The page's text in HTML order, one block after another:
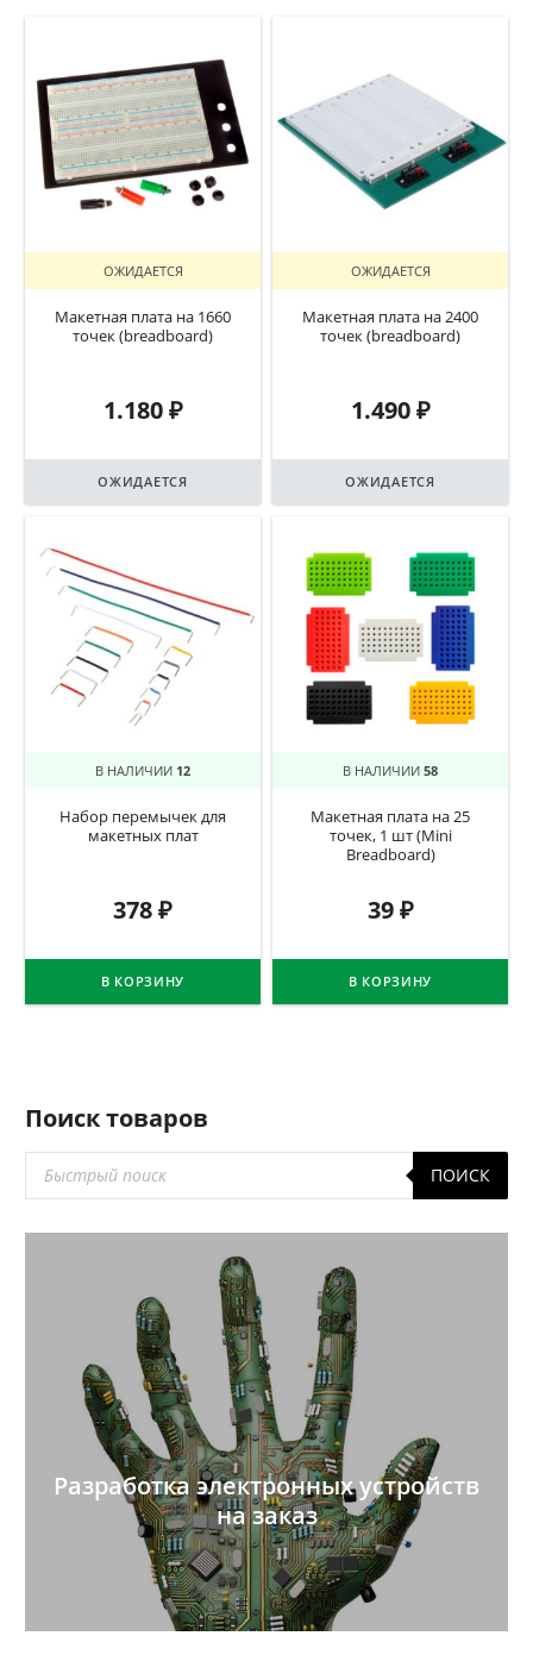
ОЖИДАЕТСЯ
Макетная плата на 1660
точек (breadboard)
1.180₽
ОЖИДАЕТСЯ
ОЖИДАЕТСЯ
Макетная плата на 2400
точек (breadboard)
1.490₽
ОЖИДАЕТСЯ
В НАЛИЧИИ 12
Набор перемычек для
макетных плат
378₽
В КОРЗИНУ
В НАЛИЧИИ 58
Макетная плата на 25
точек, 1 шт (Mini
Breadboard)
39₽
В КОРЗИНУ
Поиск товаров
товаров
ПОИСК
Разработка электронных устройств
на заказ